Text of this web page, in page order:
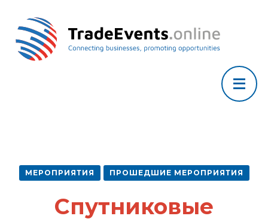
МЕРОПРИЯТИЯ ПРОШЕДШИЕ МЕРОПРИЯТИЯ
Спутниковые